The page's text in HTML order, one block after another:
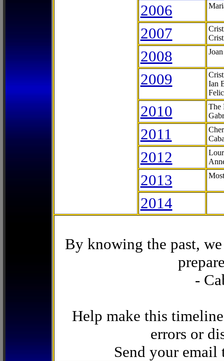
2006
2007
2008
2009
Ian
2010
The
2011
2012
2013
2014
By knowing the past,
-
Help make this
errors or
Send your email